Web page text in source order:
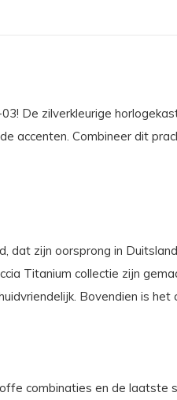
De zilverkleurige
accenten. Combineer dit
dat zijn oorsprong in
Titanium collectie zijn
Bovendien is
combinaties en de laatste